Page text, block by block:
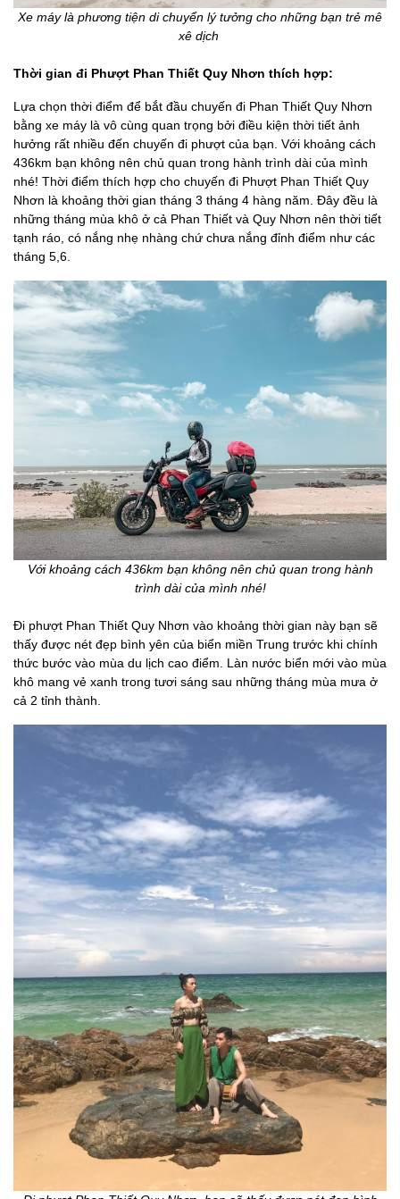
Xe máy là phương tiện di chuyển lý tưởng cho những bạn trẻ mê
xê dịch
Thời gian đi Phượt Phan Thiết Quy Nhơn thích hợp:
Lựa chọn thời điểm để bắt đầu chuyến đi Phan Thiết Quy Nhơn
bằng xe máy là vô cùng quan trọng bởi điều kiện thời tiết ảnh
hưởng rất nhiều đến chuyến đi phượt của bạn. Với khoảng cách
436km bạn không nên chủ quan trong hành trình dài của mình
nhé! Thời điểm thích hợp cho chuyến đi Phượt Phan Thiết Quy
Nhơn là khoảng thời gian tháng 3 tháng 4 hàng năm. Đây đều là
những tháng mùa khô ở cả Phan Thiết và Quy Nhơn nên thời tiết
tạnh ráo, có nắng nhẹ nhàng chứ chưa nắng đỉnh điểm như các
tháng 5,6.
Với khoảng cách 436km bạn không nên chủ quan trong hành
trình dài của mình nhé!
Đi phượt Phan Thiết Quy Nhơn vào khoảng thời gian này bạn sẽ
thấy được nét đẹp bình yên của biển miền Trung trước khi chính
thức bước vào mùa du lịch cao điểm. Làn nước biển mới vào mùa
khô mang vẻ xanh trong tươi sáng sau những tháng mùa mưa ở
cả 2 tỉnh thành.